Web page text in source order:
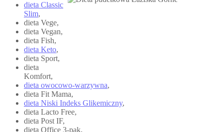
dieta Classic
Slim,
dieta Vege,
dieta Vegan,
dieta Fish,
dieta Keto,
dieta Sport,
dieta
Komfort,
dieta owocowo-warzywna,
dieta Fit Mama,
dieta Niski Indeks Glikemiczny,
dieta Lacto Free,
dieta Post IF,
dieta Office 3-pak,